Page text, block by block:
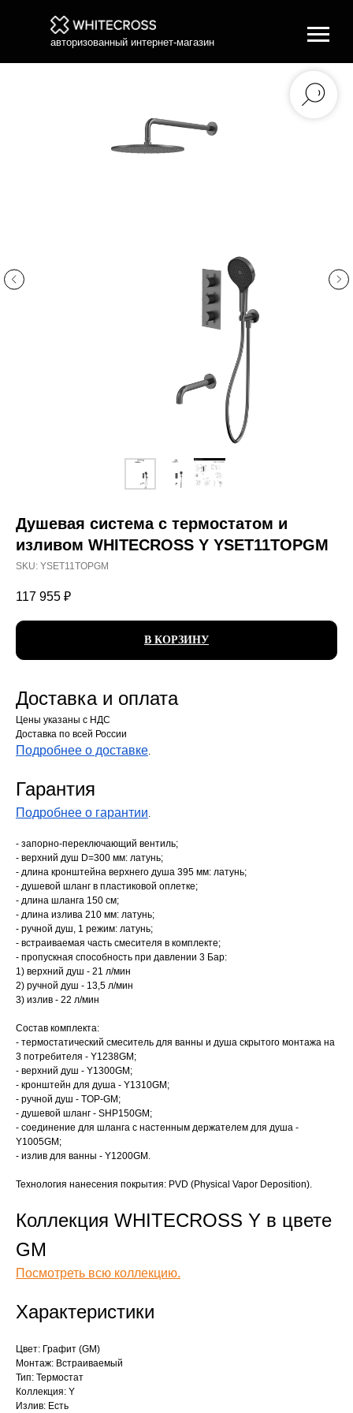
авторизованный интернет-магазин
Душевая система с термостатом и
изливом WHITECROSS Y YSET11TOPGM
SKU: YSET11TOPGM
117 955 ₽
В КОРЗИНУ
Доставка и оплата
Цены указаны с НДС
Доставка по всей России
Подробнее о доставке.
Гарантия
Подробнее о гарантии.
- запорно-переключающий вентиль;
- верхний душ D=300 мм: латунь;
- длина кронштейна верхнего душа 395 мм: латунь;
- душевой шланг в пластиковой оплетке;
- длина шланга 150 см;
- длина излива 210 мм: латунь;
- ручной душ, 1 режим: латунь;
- встраиваемая часть смесителя в комплекте;
- пропускная способность при давлении 3 Бар:
1) верхний душ - 21 л/мин
2) ручной душ - 13,5 л/мин
3) излив - 22 л/мин
Состав комплекта:
- термостатический смеситель для ванны и душа скрытого монтажа на
3 потребителя - Y1238GM;
- верхний душ - Y1300GM;
- кронштейн для душа - Y1310GM;
- ручной душ - TOP-GM;
- душевой шланг - SHP150GM;
- соединение для шланга с настенным держателем для душа -
Y1005GM;
- излив для ванны - Y1200GM.
Технология нанесения покрытия: PVD (Physical Vapor Deposition).
Коллекция WHITECROSS Y в цвете
GM
Посмотреть всю коллекцию.
Характеристики
Цвет: Графит (GM)
Монтаж: Встраиваемый
Тип: Термостат
Коллекция: Y
Излив: Есть